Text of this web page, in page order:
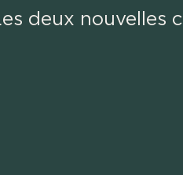
deux nouvelles